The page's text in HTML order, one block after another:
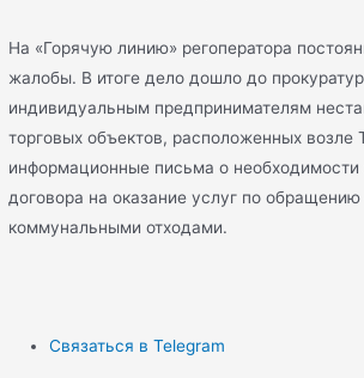
На «Горячую линию» регоператора
жалобы. В итоге дело дошло до
индивидуальным предпринимателям
торговых объектов, расположенных
информационные письма о необходимости
договора на оказание услуг по
коммунальными отходами.
Связаться в Telegram